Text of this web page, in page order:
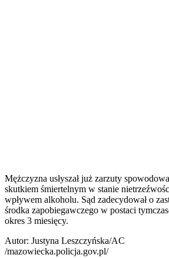
Mężczyzna usłyszał już zarzuty
skutkiem śmiertelnym w stanie
wpływem alkoholu. Sąd zadecydował o
środka zapobiegawczego w postaci
okres 3 miesięcy.
Autor: Justyna Leszczyńska/AC
/mazowiecka.policja.gov.pl/